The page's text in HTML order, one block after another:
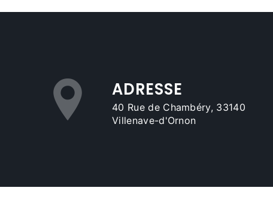
ADRESSE
40 Rue de Chambéry, 33140
Villenave-d'Ornon